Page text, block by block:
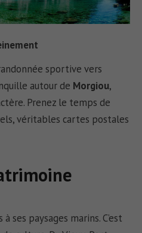
sportive vers
autour de Morgiou,
Prenez le temps de
véritables cartes postales
ses paysages marins. C’est